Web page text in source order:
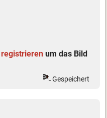
registrieren um das Bild
Gespeichert